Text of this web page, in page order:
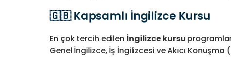
🇬🇧 Kapsamlı İngilizce Kursu
En çok tercih edilen İngilizce kursu
Genel İngilizce, İş İngilizcesi ve Akıcı Konuşma